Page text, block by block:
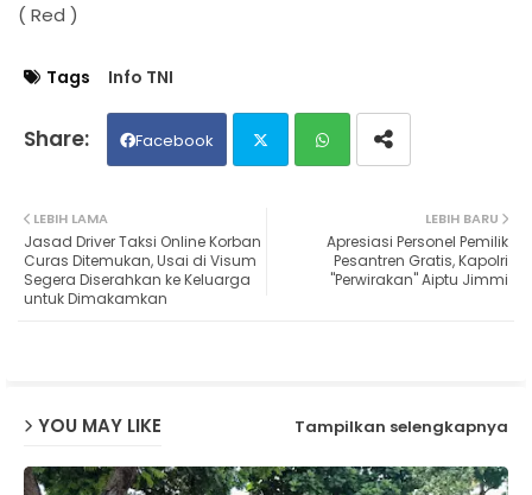
( Red )
Tags Info TNI
Facebook
ter ats
LEBIH BARU
Apresiasi Personel Pemilik
Pesantren Gratis, Kapolri
"Perwirakan" Aiptu Jimmi
LEBIH LAMA
Jasad Driver Taksi Online Korban
Curas Ditemukan, Usai di Visum
Segera Diserahkan ke Keluarga
untuk Dimakamkan
YOU MAY LIKE Tampilkan selengkapnya